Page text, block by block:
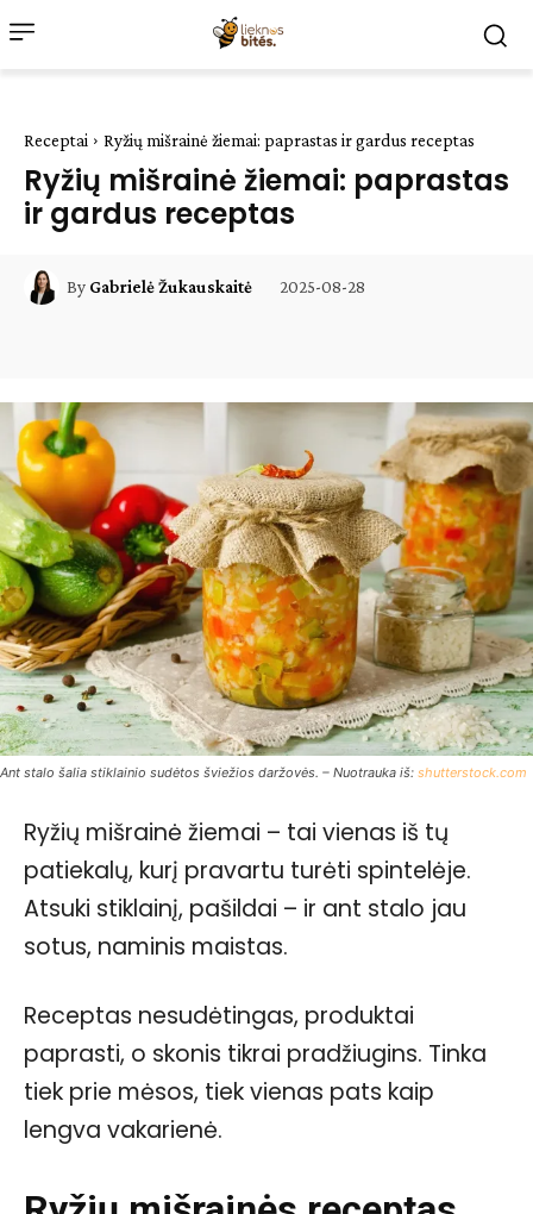
Receptai Ryžių mišrainė žiemai: paprastas ir gardus receptas
Ryžių mišrainė žiemai: paprastas
ir gardus receptas
By Gabrielė Žukauskaitė 2025-08-28
Ant stalo šalia stiklainio sudėtos šviežios daržovės. – Nuotrauka iš: shutterstock.com
Ryžių mišrainė žiemai – tai vienas iš tų
patiekalų, kurį pravartu turėti spintelėje.
Atsuki stiklainį, pašildai – ir ant stalo jau
sotus, naminis maistas.
Receptas nesudėtingas, produktai
paprasti, o skonis tikrai pradžiugins. Tinka
tiek prie mėsos, tiek vienas pats kaip
lengva vakarienė.